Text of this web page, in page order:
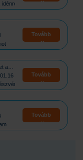
Tovább
14:53
Tovább
Tovább